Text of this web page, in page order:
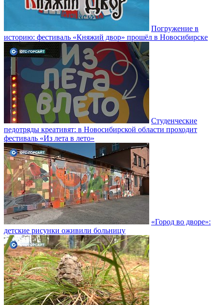
Погружение в
историю: фестиваль «Княжий двор» прошёл в Новосибирске
Студенческие
педотряды креативят: в Новосибирской области проходит
фестиваль «Из лета в лето»
«Город во дворе»:
детские рисунки оживили больницу